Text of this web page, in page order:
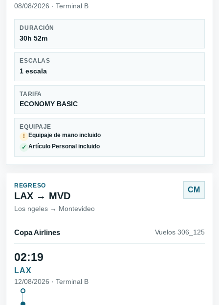
08/08/2026 · Terminal B
DURACIÓN
30h 52m
ESCALAS
1 escala
TARIFA
ECONOMY BASIC
EQUIPAJE
!
Equipaje de mano incluido
✓ Artículo Personal incluido
REGRESO
LAX → MVD
Los ngeles → Montevideo
CM
Copa Airlines Vuelos 306_125
02:19
LAX
12/08/2026 · Terminal B